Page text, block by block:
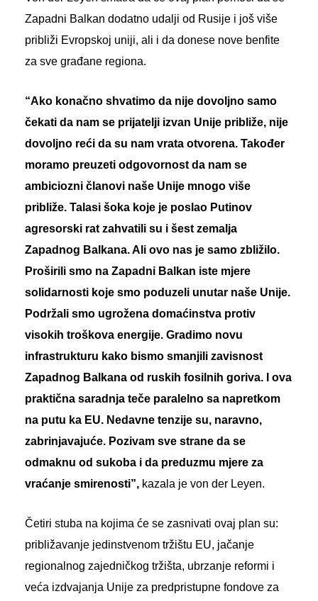
Zapadni Balkan dodatno udalji od Rusije i još više
približi Evropskoj uniji, ali i da donese nove benfite
za sve građane regiona.
“Ako konačno shvatimo da nije dovoljno samo
čekati da nam se prijatelji izvan Unije približe, nije
dovoljno reći da su nam vrata otvorena. Također
moramo preuzeti odgovornost da nam se
ambiciozni članovi naše Unije mnogo više
približe. Talasi šoka koje je poslao Putinov
agresorski rat zahvatili su i šest zemalja
Zapadnog Balkana. Ali ovo nas je samo zbližilo.
Proširili smo na Zapadni Balkan iste mjere
solidarnosti koje smo poduzeli unutar naše Unije.
Podržali smo ugrožena domaćinstva protiv
visokih troškova energije. Gradimo novu
infrastrukturu kako bismo smanjili zavisnost
Zapadnog Balkana od ruskih fosilnih goriva. I ova
praktična saradnja teče paralelno sa napretkom
na putu ka EU. Nedavne tenzije su, naravno,
zabrinjavajuće. Pozivam sve strane da se
odmaknu od sukoba i da preduzmu mjere za
vraćanje smirenosti”, kazala je von der Leyen.
Četiri stuba na kojima će se zasnivati ovaj plan su:
približavanje jedinstvenom tržištu EU, jačanje
regionalnog zajedničkog tržišta, ubrzanje reformi i
veća izdvajanja Unije za predpristupne fondove za